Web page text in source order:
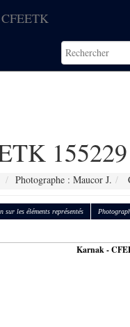
155229
Photographe : Maucor J.
sur les éléments représentés